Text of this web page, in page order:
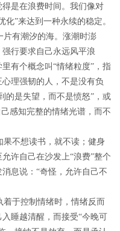
是在浪费时间。我们像对
”来达到一种永续的稳定。
有潮汐的海。涨潮时澎
行要求自己永远风平浪
有个概念叫“情绪粒度”，指
理强韧的人，不是没有负
的是失望，而不是愤怒”，或
感知完整的情绪光谱，而不
不想读书，就不读；健身
许自己在沙发上“浪费”整个
息说：“奇怪，允许自己不
于控制情绪时，情绪反而
睡越清醒，而接受“今晚可